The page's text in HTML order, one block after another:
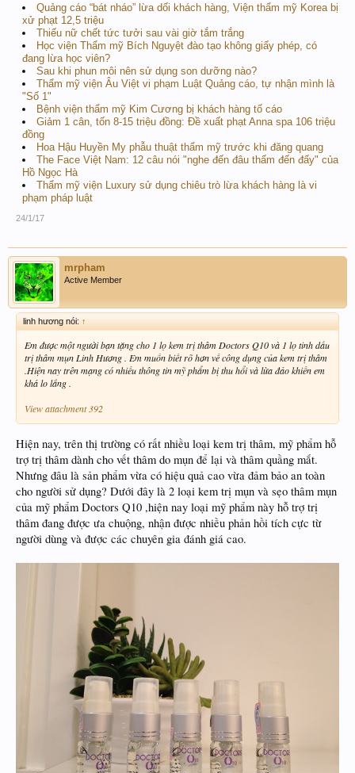
Quảng cáo “bát nháo” lừa dối khách hàng, Viện thẩm mỹ Korea bị
xử phạt 12,5 triệu
Thiếu nữ chết tức tưởi sau vài giờ tắm trắng
Học viện Thẩm mỹ Bích Nguyệt đào tạo không giấy phép, có
đang lừa học viên?
Sau khi phun môi nên sử dụng son dưỡng nào?
Thẩm mỹ viện Âu Việt vi phạm Luật Quảng cáo, tự nhận mình là
"Số 1"
Bệnh viện thẩm mỹ Kim Cương bị khách hàng tố cáo
Giảm 1 cân, tốn 8-15 triệu đồng: Đề xuất phạt Anna spa 106 triệu
đồng
Hoa Hậu Huyền My phẫu thuật thẩm mỹ trước khi đăng quang
The Face Việt Nam: 12 câu nói "nghe đến đâu thấm đến đấy" của
Hồ Ngọc Hà
Thẩm mỹ viện Luxury sử dụng chiêu trò lừa khách hàng là vi
phạm pháp luật
24/1/17
mrpham
Active Member
linh hương nói: ↑
Em được một người bạn tặng cho 1 lọ kem trị thâm Doctors Q10 và 1 lọ tinh dầu
trị thâm mụn Linh Hương . Em muốn biết rõ hơn về công dụng của kem trị thâm
.Hiện nay trên mạng có nhiều thông tin mỹ phẩm bị thu hổi và lừa đảo khiến em
khá lo lắng .
View attachment 392
Hiện nay, trên thị trường có rất nhiều loại kem trị thâm, mỹ phẩm hỗ
trợ trị thâm dành cho vết thâm do mụn để lại và thâm quầng mắt.
Nhưng đâu là sản phẩm vừa có hiệu quả cao vừa đảm bảo an toàn
cho người sử dụng? Dưới đây là 2 loại kem trị mụn và sẹo thâm mụn
của mỹ phẩm Doctors Q10 ,hiện nay loại mỹ phẩm này hỗ trợ trị
thâm đang được ưa chuộng, nhận được nhiều phản hồi tích cực từ
người dùng và được các chuyên gia đánh giá cao.